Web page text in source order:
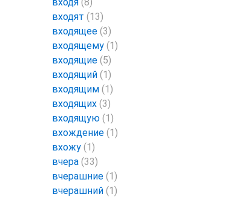
входят (13)
входящее (3)
входящему (1)
входящие (5)
входящий (1)
входящим (1)
входящих (3)
входящую (1)
вхождение (1)
вхожу (1)
вчера (33)
вчерашние (1)
вчерашний (1)